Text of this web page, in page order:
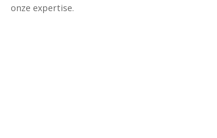
onze expertise.